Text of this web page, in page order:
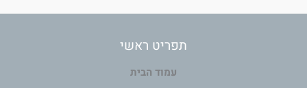
תפריט ראשי
עמוד הבית